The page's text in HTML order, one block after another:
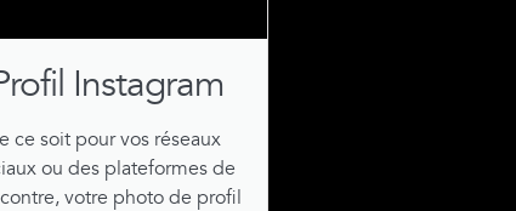
Instagram
ce soit pour vos réseaux
ou des plateformes de
votre photo de profil